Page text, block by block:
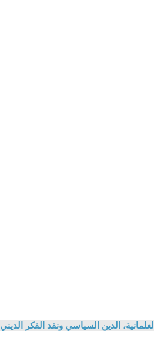
العلمانية، الدين السياسي ونقد الفكر الديني